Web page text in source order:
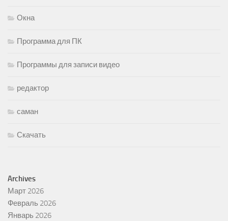
Окна
Программа для ПК
Программы для записи видео
редактор
саман
Скачать
Archives
Март 2026
Февраль 2026
Январь 2026